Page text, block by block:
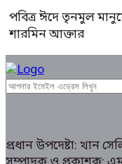
পবিত্র ঈদে তৃনমুল
শারমিন আক্তার
প্রধান উপদেষ্টা: খান